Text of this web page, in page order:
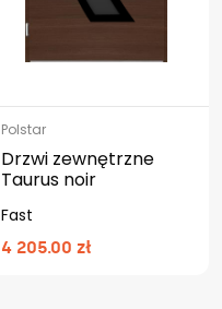
Polstar
Drzwi zewnętrzne
Taurus noir
Fast
4 205.00 zł